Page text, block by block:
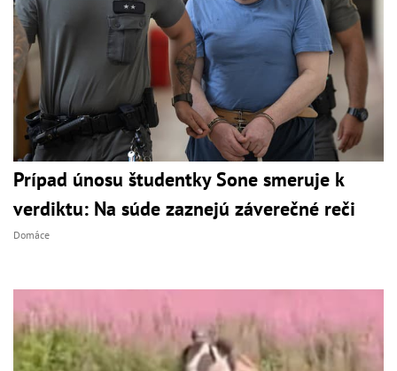
Prípad únosu študentky Sone smeruje k
verdiktu: Na súde zaznejú záverečné reči
Domáce